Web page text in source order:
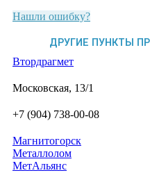
Нашли ошибку?
ДРУГИЕ ПУНКТЫ
Втордрагмет
Московская, 13/1
+7 (904) 738-00-08
Магнитогорск
Металлолом
МетАльянс